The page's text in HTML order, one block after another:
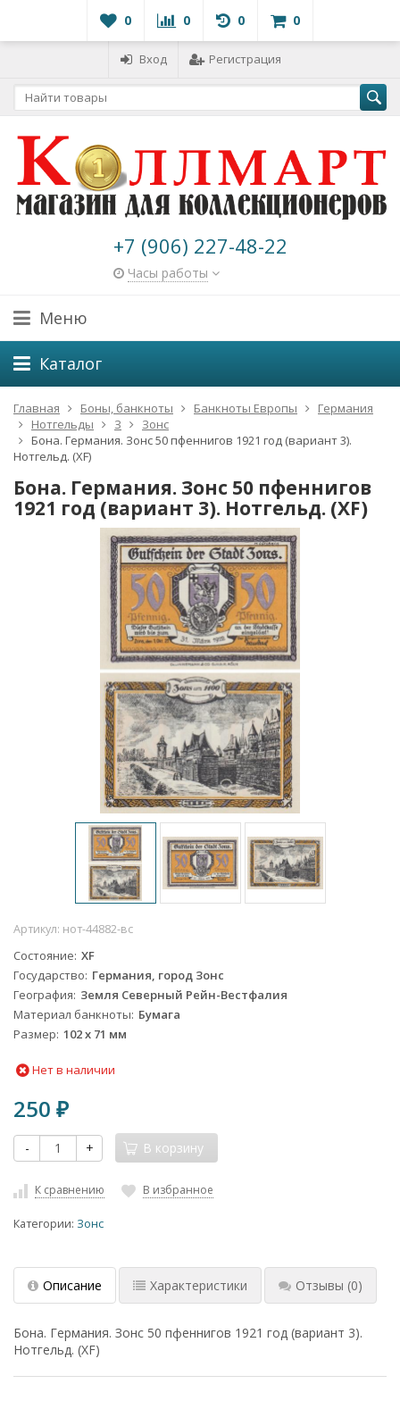
0 0 0 0
Вход Регистрация
+7 (906) 227-48-22
Часы работы
Меню
Каталог
Главная Боны, банкноты Банкноты Европы
Германия
Нотгельды
З
Зонс
Бона. Германия. Зонс 50 пфеннигов 1921 год (вариант 3).
Нотгельд. (XF)
Бона. Германия. Зонс 50 пфеннигов
1921 год (вариант 3). Нотгельд. (XF)
Артикул: нот-44882-вс
Состояние XF
Государство Германия, город Зонс
География Земля Северный Рейн-Вестфалия
Материал банкноты Бумага
Размер 102 x 71 мм
Нет в наличии
250 ₽
- + В корзину
К сравнению В избранное
Категории: Зонс
Описание Характеристики Отзывы (0)
Бона. Германия. Зонс 50 пфеннигов 1921 год (вариант 3).
Нотгельд. (XF)